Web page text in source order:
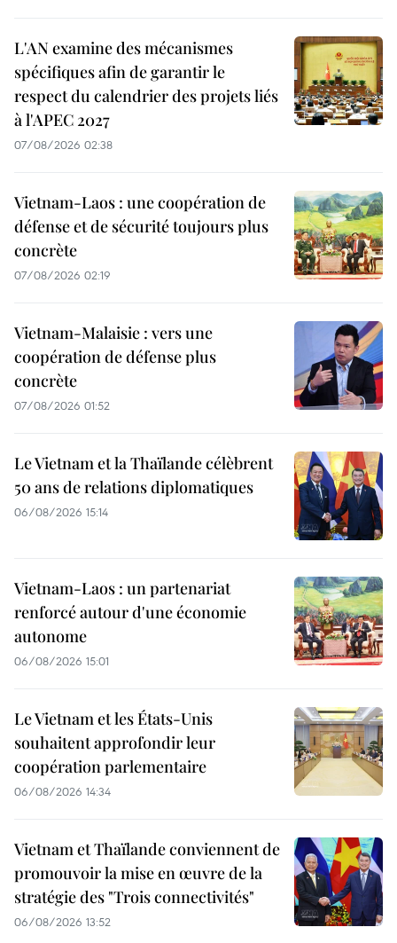
L'AN examine des mécanismes
spécifiques afin de garantir le
respect du calendrier des projets liés
à l'APEC 2027
07/08/2026 02:38
Vietnam-Laos : une coopération de
défense et de sécurité toujours plus
concrète
07/08/2026 02:19
Vietnam-Malaisie : vers une
coopération de défense plus
concrète
07/08/2026 01:52
Le Vietnam et la Thaïlande célèbrent
50 ans de relations diplomatiques
06/08/2026 15:14
Vietnam-Laos : un partenariat
renforcé autour d'une économie
autonome
06/08/2026 15:01
Le Vietnam et les États-Unis
souhaitent approfondir leur
coopération parlementaire
06/08/2026 14:34
Vietnam et Thaïlande conviennent de
promouvoir la mise en œuvre de la
stratégie des "Trois connectivités"
06/08/2026 13:52